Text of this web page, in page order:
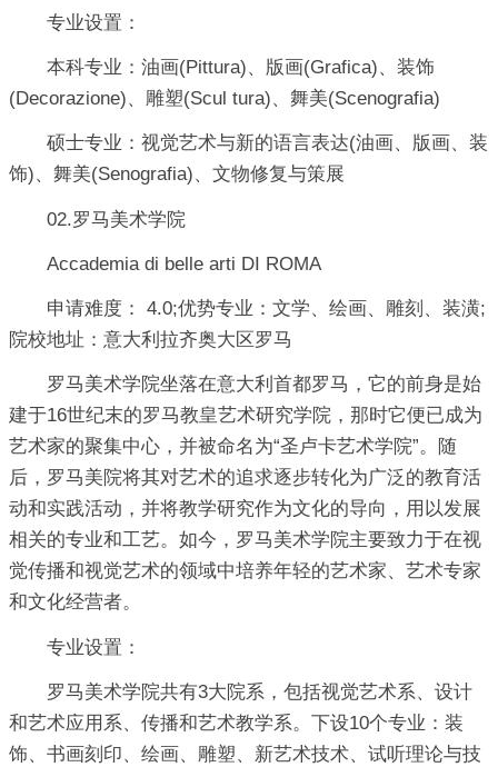
专业设置：
本科专业：油画(Pittura)、版画(Grafica)、装饰
(Decorazione)、雕塑(Scul tura)、舞美(Scenografia)
硕士专业：视觉艺术与新的语言表达(油画、版画、装
饰)、舞美(Senografia)、文物修复与策展
02.罗马美术学院
Accademia di belle arti DI ROMA
申请难度： 4.0;优势专业：文学、绘画、雕刻、装潢;
院校地址：意大利拉齐奥大区罗马
罗马美术学院坐落在意大利首都罗马，它的前身是始
建于16世纪末的罗马教皇艺术研究学院，那时它便已成为
艺术家的聚集中心，并被命名为“圣卢卡艺术学院”。随
后，罗马美院将其对艺术的追求逐步转化为广泛的教育活
动和实践活动，并将教学研究作为文化的导向，用以发展
相关的专业和工艺。如今，罗马美术学院主要致力于在视
觉传播和视觉艺术的领域中培养年轻的艺术家、艺术专家
和文化经营者。
专业设置：
罗马美术学院共有3大院系，包括视觉艺术系、设计
和艺术应用系、传播和艺术教学系。下设10个专业：装
饰、书画刻印、绘画、雕塑、新艺术技术、试听理论与技